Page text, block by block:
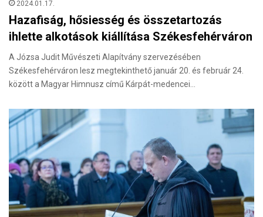
2024.01.17.
Hazafiság, hősiesség és összetartozás
ihlette alkotások kiállítása Székesfehérváron
A Józsa Judit Művészeti Alapítvány szervezésében
Székesfehérváron lesz megtekinthető január 20. és február 24.
között a Magyar Himnusz című Kárpát-medencei…